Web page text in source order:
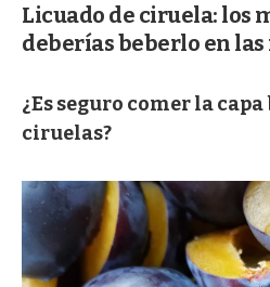
Licuado de ciruela: los
deberías beberlo en
¿Es seguro comer la
ciruelas?